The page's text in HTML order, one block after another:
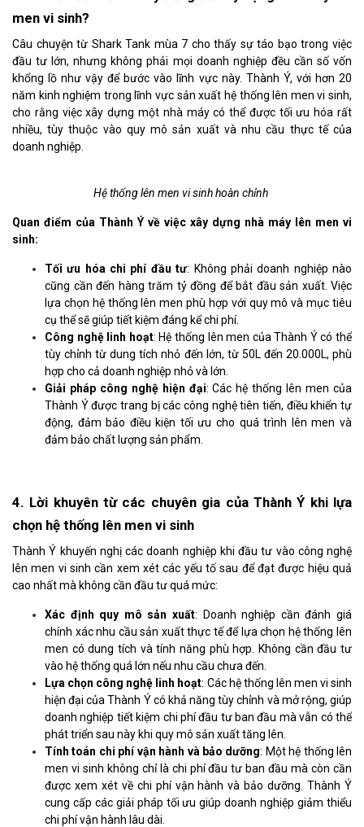
men vi sinh?
Câu chuyện từ Shark Tank mùa 7 cho thấy sự táo bạo trong việc
đầu tư lớn, nhưng không phải mọi doanh nghiệp đều cần số vốn
khổng lồ như vậy để bước vào lĩnh vực này. Thành Ý, với hơn 20
năm kinh nghiệm trong lĩnh vực sản xuất hệ thống lên men vi sinh,
cho rằng việc xây dựng một nhà máy có thể được tối ưu hóa rất
nhiều, tùy thuộc vào quy mô sản xuất và nhu cầu thực tế của
doanh nghiệp.
Hệ thống lên men vi sinh hoàn chỉnh
Quan điểm của Thành Ý về việc xây dựng nhà máy lên men vi
sinh:
Tối ưu hóa chi phí đầu tư: Không phải doanh nghiệp nào
cũng cần đến hàng trăm tỷ đồng để bắt đầu sản xuất. Việc
lựa chọn hệ thống lên men phù hợp với quy mô và mục tiêu
cụ thể sẽ giúp tiết kiệm đáng kể chi phí.
Công nghệ linh hoạt: Hệ thống lên men của Thành Ý có thể
tùy chỉnh từ dung tích nhỏ đến lớn, từ 50L đến 20.000L, phù
hợp cho cả doanh nghiệp nhỏ và lớn.
Giải pháp công nghệ hiện đại: Các hệ thống lên men của
Thành Ý được trang bị các công nghệ tiên tiến, điều khiển tự
động, đảm bảo điều kiện tối ưu cho quá trình lên men và
đảm bảo chất lượng sản phẩm.
4. Lời khuyên từ các chuyên gia của Thành Ý khi lựa
chọn hệ thống lên men vi sinh
Thành Ý khuyến nghị các doanh nghiệp khi đầu tư vào công nghệ
lên men vi sinh cần xem xét các yếu tố sau để đạt được hiệu quả
cao nhất mà không cần đầu tư quá mức:
Xác định quy mô sản xuất: Doanh nghiệp cần đánh giá
chính xác nhu cầu sản xuất thực tế để lựa chọn hệ thống lên
men có dung tích và tính năng phù hợp. Không cần đầu tư
vào hệ thống quá lớn nếu nhu cầu chưa đến.
Lựa chọn công nghệ linh hoạt: Các hệ thống lên men vi sinh
hiện đại của Thành Ý có khả năng tùy chỉnh và mở rộng, giúp
doanh nghiệp tiết kiệm chi phí đầu tư ban đầu mà vẫn có thể
phát triển sau này khi quy mô sản xuất tăng lên.
Tính toán chi phí vận hành và bảo dưỡng: Một hệ thống lên
men vi sinh không chỉ là chi phí đầu tư ban đầu mà còn cần
được xem xét về chi phí vận hành và bảo dưỡng. Thành Ý
cung cấp các giải pháp tối ưu giúp doanh nghiệp giảm thiểu
chi phí vận hành lâu dài.